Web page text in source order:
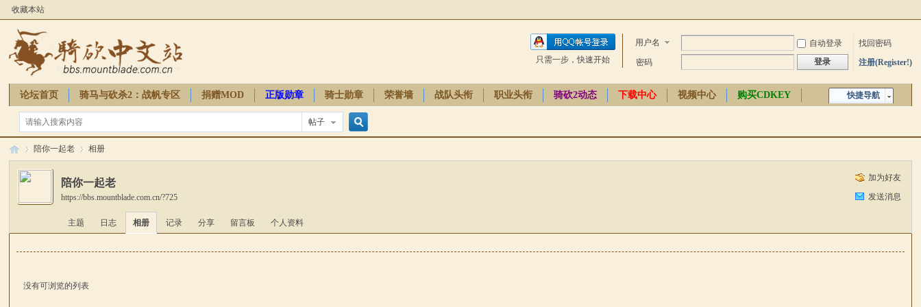
收藏本站
用户名 自动登录
找回密码
密码
登录 注册(Register!)
只需一步，快速开始
快捷导航
论坛首页 骑马与砍杀2：战帆专区 捐赠MOD 正版勋章 骑士勋章 荣誉墙 战队头衔 职业头衔 骑砍2动态 下载中心 视频中心
购买CDKEY
骑砍周边
帖子
›
陪你一起老 相册
加为好友
发送消息
陪你一起老
https://bbs.mountblade.com.cn/?725
主题 日志 相册 记录 分享 留言板 个人资料
没有可浏览的列表